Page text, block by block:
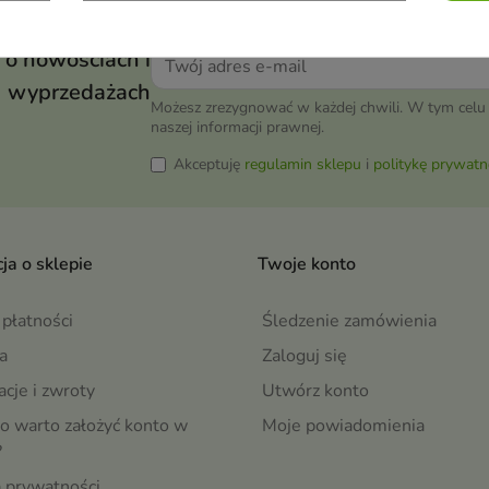
nowościach i
wyprzedażach
Możesz zrezygnować w każdej chwili. W tym celu
naszej informacji prawnej.
Akceptuję regulamin sklepu i politykę
o sklepie
i zwroty
warto założyć konto w
Twoje konto
Śledzenie zamówienia
Zaloguj się
Utwórz konto
Moje powiadomienia